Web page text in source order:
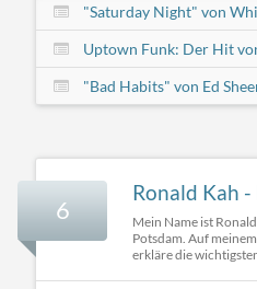
"Saturday Night" von
Uptown Funk: Der Hit
"Bad Habits" von Ed
6
Ronald Kah
Mein Name ist
Potsdam. Auf
erkläre die